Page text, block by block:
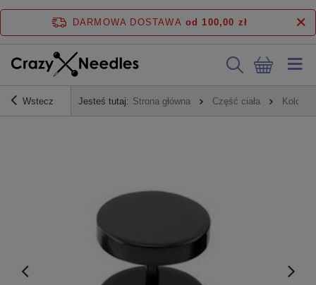
DARMOWA DOSTAWA od 100,00 zł
Wstecz Jesteś tutaj: Strona główna Część ciała